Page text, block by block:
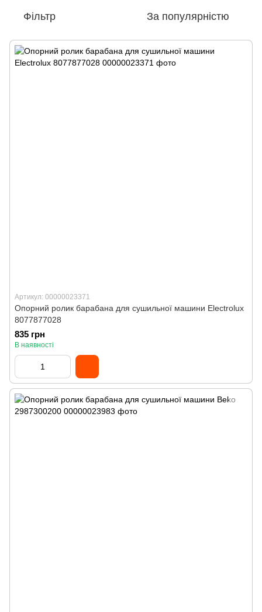
Фільтр За популярністю
Артикул: 00000023371
Опорний ролик барабана для сушильної машини Electrolux
8077877028
835 грн
В наявності